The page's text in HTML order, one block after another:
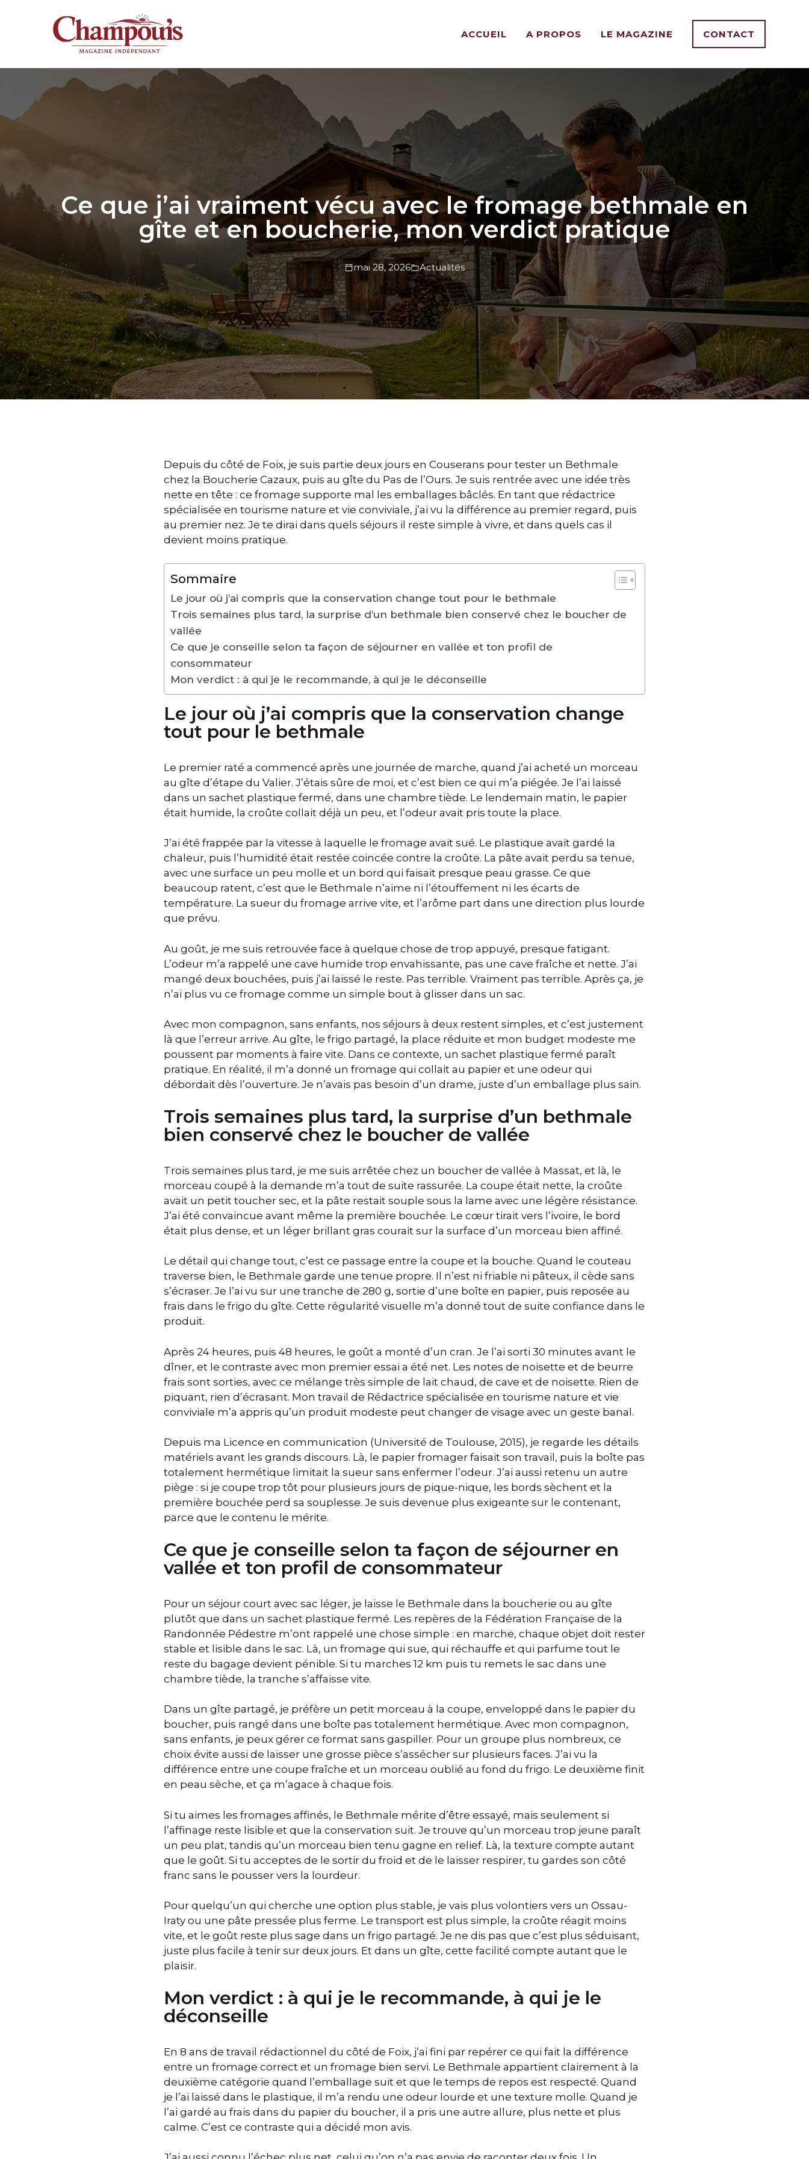
ACCUEIL A PROPOS LE MAGAZINE CONTACT
Ce que j’ai vraiment vécu avec le fromage bethmale en
gîte et en boucherie, mon verdict pratique
mai 28, 2026 Actualités
Depuis du côté de Foix, je suis partie deux jours en Couserans pour tester un Bethmale
chez la Boucherie Cazaux, puis au gîte du Pas de l’Ours. Je suis rentrée avec une idée très
nette en tête : ce fromage supporte mal les emballages bâclés. En tant que rédactrice
spécialisée en tourisme nature et vie conviviale, j’ai vu la différence au premier regard, puis
au premier nez. Je te dirai dans quels séjours il reste simple à vivre, et dans quels cas il
devient moins pratique.
Sommaire
Le jour où j’ai compris que la conservation change tout pour le bethmale
Trois semaines plus tard, la surprise d’un bethmale bien conservé chez le boucher de
vallée
Ce que je conseille selon ta façon de séjourner en vallée et ton profil de
consommateur
Mon verdict : à qui je le recommande, à qui je le déconseille
Le jour où j’ai compris que la conservation change
tout pour le bethmale
Le premier raté a commencé après une journée de marche, quand j’ai acheté un morceau
au gîte d’étape du Valier. J’étais sûre de moi, et c’est bien ce qui m’a piégée. Je l’ai laissé
dans un sachet plastique fermé, dans une chambre tiède. Le lendemain matin, le papier
était humide, la croûte collait déjà un peu, et l’odeur avait pris toute la place.
J’ai été frappée par la vitesse à laquelle le fromage avait sué. Le plastique avait gardé la
chaleur, puis l’humidité était restée coincée contre la croûte. La pâte avait perdu sa tenue,
avec une surface un peu molle et un bord qui faisait presque peau grasse. Ce que
beaucoup ratent, c’est que le Bethmale n’aime ni l’étouffement ni les écarts de
température. La sueur du fromage arrive vite, et l’arôme part dans une direction plus lourde
que prévu.
Au goût, je me suis retrouvée face à quelque chose de trop appuyé, presque fatigant.
L’odeur m’a rappelé une cave humide trop envahissante, pas une cave fraîche et nette. J’ai
mangé deux bouchées, puis j’ai laissé le reste. Pas terrible. Vraiment pas terrible. Après ça, je
n’ai plus vu ce fromage comme un simple bout à glisser dans un sac.
Avec mon compagnon, sans enfants, nos séjours à deux restent simples, et c’est justement
là que l’erreur arrive. Au gîte, le frigo partagé, la place réduite et mon budget modeste me
poussent par moments à faire vite. Dans ce contexte, un sachet plastique fermé paraît
pratique. En réalité, il m’a donné un fromage qui collait au papier et une odeur qui
débordait dès l’ouverture. Je n’avais pas besoin d’un drame, juste d’un emballage plus sain.
Trois semaines plus tard, la surprise d’un bethmale
bien conservé chez le boucher de vallée
Trois semaines plus tard, je me suis arrêtée chez un boucher de vallée à Massat, et là, le
morceau coupé à la demande m’a tout de suite rassurée. La coupe était nette, la croûte
avait un petit toucher sec, et la pâte restait souple sous la lame avec une légère résistance.
J’ai été convaincue avant même la première bouchée. Le cœur tirait vers l’ivoire, le bord
était plus dense, et un léger brillant gras courait sur la surface d’un morceau bien affiné.
Le détail qui change tout, c’est ce passage entre la coupe et la bouche. Quand le couteau
traverse bien, le Bethmale garde une tenue propre. Il n’est ni friable ni pâteux, il cède sans
s’écraser. Je l’ai vu sur une tranche de 280 g, sortie d’une boîte en papier, puis reposée au
frais dans le frigo du gîte. Cette régularité visuelle m’a donné tout de suite confiance dans le
produit.
Après 24 heures, puis 48 heures, le goût a monté d’un cran. Je l’ai sorti 30 minutes avant le
dîner, et le contraste avec mon premier essai a été net. Les notes de noisette et de beurre
frais sont sorties, avec ce mélange très simple de lait chaud, de cave et de noisette. Rien de
piquant, rien d’écrasant. Mon travail de Rédactrice spécialisée en tourisme nature et vie
conviviale m’a appris qu’un produit modeste peut changer de visage avec un geste banal.
Depuis ma Licence en communication (Université de Toulouse, 2015), je regarde les détails
matériels avant les grands discours. Là, le papier fromager faisait son travail, puis la boîte pas
totalement hermétique limitait la sueur sans enfermer l’odeur. J’ai aussi retenu un autre
piège : si je coupe trop tôt pour plusieurs jours de pique-nique, les bords sèchent et la
première bouchée perd sa souplesse. Je suis devenue plus exigeante sur le contenant,
parce que le contenu le mérite.
Ce que je conseille selon ta façon de séjourner en
vallée et ton profil de consommateur
Pour un séjour court avec sac léger, je laisse le Bethmale dans la boucherie ou au gîte
plutôt que dans un sachet plastique fermé. Les repères de la Fédération Française de la
Randonnée Pédestre m’ont rappelé une chose simple : en marche, chaque objet doit rester
stable et lisible dans le sac. Là, un fromage qui sue, qui réchauffe et qui parfume tout le
reste du bagage devient pénible. Si tu marches 12 km puis tu remets le sac dans une
chambre tiède, la tranche s’affaisse vite.
Dans un gîte partagé, je préfère un petit morceau à la coupe, enveloppé dans le papier du
boucher, puis rangé dans une boîte pas totalement hermétique. Avec mon compagnon,
sans enfants, je peux gérer ce format sans gaspiller. Pour un groupe plus nombreux, ce
choix évite aussi de laisser une grosse pièce s’assécher sur plusieurs faces. J’ai vu la
différence entre une coupe fraîche et un morceau oublié au fond du frigo. Le deuxième finit
en peau sèche, et ça m’agace à chaque fois.
Si tu aimes les fromages affinés, le Bethmale mérite d’être essayé, mais seulement si
l’affinage reste lisible et que la conservation suit. Je trouve qu’un morceau trop jeune paraît
un peu plat, tandis qu’un morceau bien tenu gagne en relief. Là, la texture compte autant
que le goût. Si tu acceptes de le sortir du froid et de le laisser respirer, tu gardes son côté
franc sans le pousser vers la lourdeur.
Pour quelqu’un qui cherche une option plus stable, je vais plus volontiers vers un Ossau-
Iraty ou une pâte pressée plus ferme. Le transport est plus simple, la croûte réagit moins
vite, et le goût reste plus sage dans un frigo partagé. Je ne dis pas que c’est plus séduisant,
juste plus facile à tenir sur deux jours. Et dans un gîte, cette facilité compte autant que le
plaisir.
Mon verdict : à qui je le recommande, à qui je le
déconseille
En 8 ans de travail rédactionnel du côté de Foix, j’ai fini par repérer ce qui fait la différence
entre un fromage correct et un fromage bien servi. Le Bethmale appartient clairement à la
deuxième catégorie quand l’emballage suit et que le temps de repos est respecté. Quand
je l’ai laissé dans le plastique, il m’a rendu une odeur lourde et une texture molle. Quand je
l’ai gardé au frais dans du papier du boucher, il a pris une autre allure, plus nette et plus
calme. C’est ce contraste qui a décidé mon avis.